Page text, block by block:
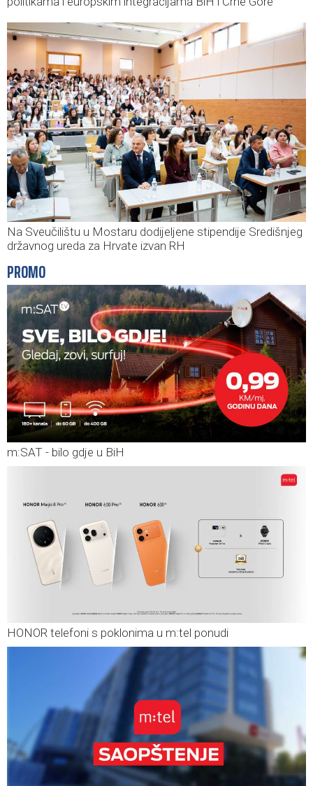
Na Sveučilištu u Mostaru dodijeljene stipendije Središnjeg
državnog ureda za Hrvate izvan RH
PROMO
m:SAT - bilo gdje u BiH
HONOR telefoni s poklonima u m:tel ponudi